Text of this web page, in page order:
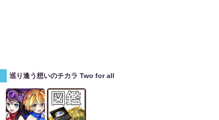
巡り逢う想いのチカラ Two for all